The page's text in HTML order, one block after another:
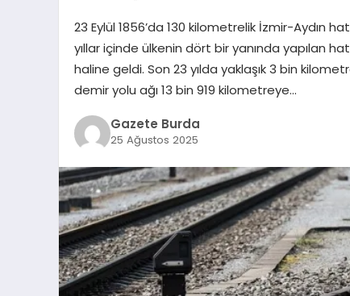
23 Eylül 1856’da 130 kilometrelik İzmir-Aydın
yıllar içinde ülkenin dört bir yanında yapılan
haline geldi. Son 23 yılda yaklaşık 3 bin
demir yolu ağı 13 bin 919 kilometreye…
Gazete Burda
25 Ağustos 2025